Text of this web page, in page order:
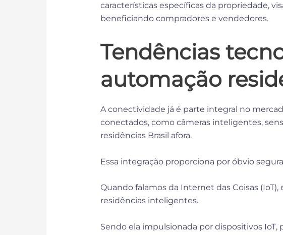
características específicas da propriedade,
beneficiando compradores e vendedores.
Tendências
automação
A conectividade já é parte integral no
conectados, como câmeras inteligentes,
residências Brasil afora.
Essa integração proporciona por óbvio
Quando falamos da Internet das Coisas
residências inteligentes.
Sendo ela impulsionada por dispositivos